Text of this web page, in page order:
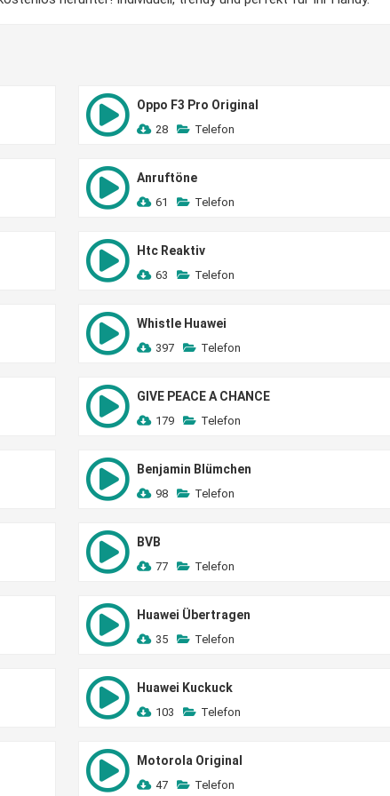
Oppo F3 Pro Original
28 Telefon
Anruftöne
61 Telefon
Htc Reaktiv
63 Telefon
Whistle Huawei
397 Telefon
GIVE PEACE A CHANCE
179 Telefon
Benjamin Blümchen
98 Telefon
BVB
77 Telefon
Huawei Übertragen
35 Telefon
Huawei Kuckuck
103 Telefon
Motorola Original
47 Telefon